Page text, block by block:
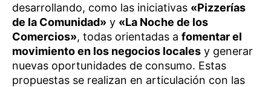
desarrollando, como las iniciativas «Pizzerías
de la Comunidad» y «La Noche de los
Comercios», todas orientadas a fomentar el
movimiento en los negocios locales y generar
nuevas oportunidades de consumo. Estas
propuestas se realizan en articulación con las